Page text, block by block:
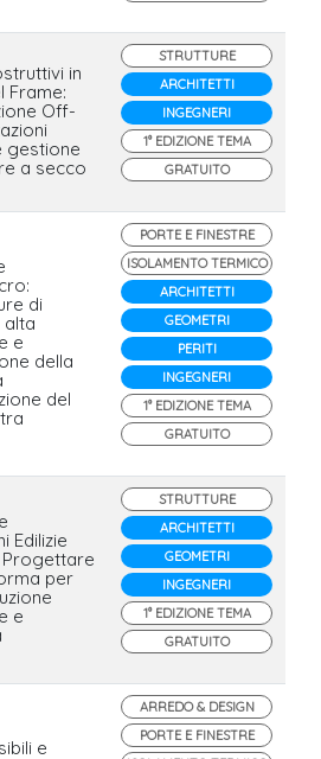
in
Frame:
Off-
gestione
a secco
STRUTTURE
ARCHITETTI
INGEGNERI
1° EDIZIONE TEMA
GRATUITO
di
alta
e
della
del
PORTE E FINESTRE
ISOLAMENTO TERMICO
ARCHITETTI
GEOMETRI
PERITI
INGEGNERI
1° EDIZIONE TEMA
GRATUITO
Edilizie
per
e
STRUTTURE
ARCHITETTI
GEOMETRI
INGEGNERI
1° EDIZIONE TEMA
GRATUITO
e
ARREDO & DESIGN
PORTE E FINESTRE